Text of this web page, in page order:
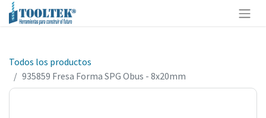
Todos los productos
935859 Fresa Forma SPG Obus - 8x20mm